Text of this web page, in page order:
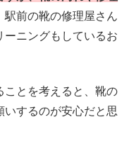
駅前の靴の修理屋さん
ーニングもしているお
ことを考えると、靴の
いするのが安心だと思